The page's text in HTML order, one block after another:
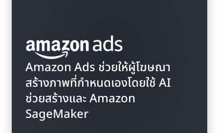
Amazon Ads ช่วยให้ผู้โฆษณา
สร้างภาพที่กำหนดเองโดยใช้ AI
ช่วยสร้างและ Amazon
SageMaker